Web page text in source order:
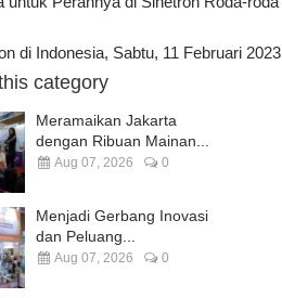
di Indonesia, Sabtu, 11 Februari 2023
category
Meramaikan Jakarta
dengan Ribuan Mainan...
Aug 07, 2026 0
Menjadi Gerbang Inovasi
dan Peluang...
Aug 07, 2026 0